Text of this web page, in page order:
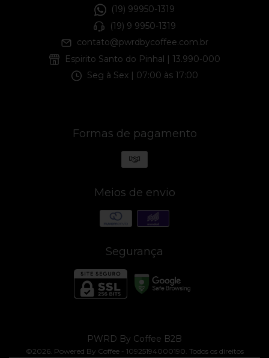
(19) 99950-1319
(19) 9 9950-1319
contato@pwrdbycoffee.com.br
Espirito Santo do Pinhal | 13.990-000
Seg à Sex | 07:00 às 17:00
Formas de pagamento
Meios de envio
Segurança
PWRD By Coffee B2B
©2026. Powered By Coffee - 10925194000190. Todos os direitos